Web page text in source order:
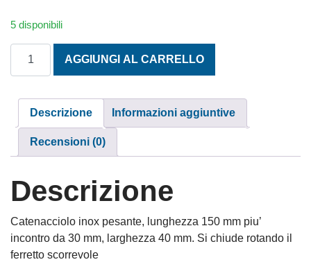
5 disponibili
AGGIUNGI AL CARRELLO
Descrizione Informazioni aggiuntive
Recensioni (0)
Descrizione
Catenacciolo inox pesante, lunghezza 150 mm piu’
incontro da 30 mm, larghezza 40 mm. Si chiude rotando il
ferretto scorrevole